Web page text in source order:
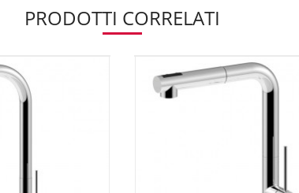
PRODOTTI CORRELATI